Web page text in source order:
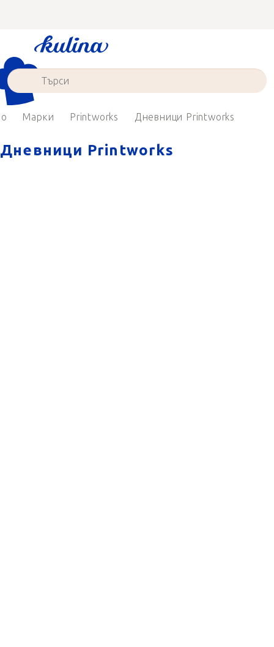
съдържанието
Марки Printworks Дневници Printworks
Дневници Printworks